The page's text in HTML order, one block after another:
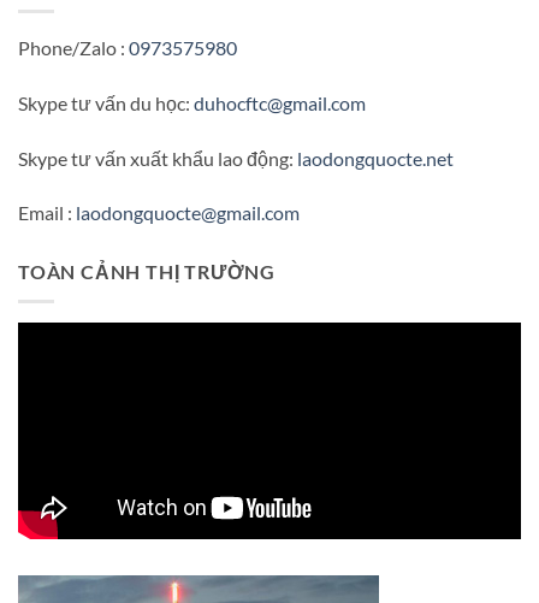
Phone/Zalo : 0973575980
Skype tư vấn du học: duhocftc@gmail.com
Skype tư vấn xuất khẩu lao động: laodongquocte.net
Email : laodongquocte@gmail.com
TOÀN CẢNH THỊ TRƯỜNG